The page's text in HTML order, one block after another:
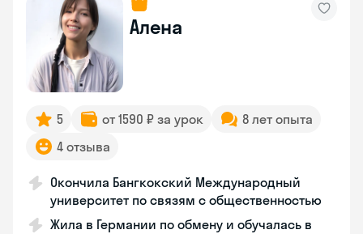
Алена
5 от 1590 ₽ за урок
8 лет опыта
4 отзыва
Окончила Бангкокский Международный
университет по связям с общественностью
Жила в Германии по обмену и обучалась в